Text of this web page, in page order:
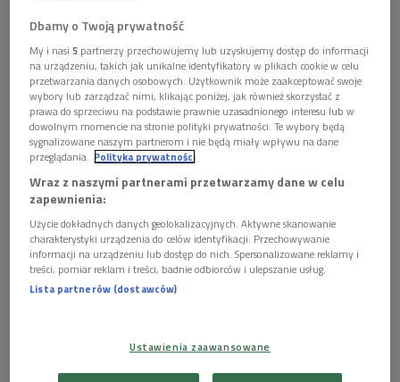
AUDIO 1 plik
 08'03 
Grzegorz Dąbrowski i Mariusz Gradowski o
muzyce Ennia Morricone (Pop-południe/Dwójka)
Dbamy o Twoją prywatność
My i nasi5 partnerzy przechowujemy lub uzyskujemy dostęp do informacji
na urządzeniu, takich jak unikalne identyfikatory w plikach cookie w celu
przetwarzania danych osobowych. Użytkownik może zaakceptować swoje
wybory lub zarządzać nimi, klikając poniżej, jak również skorzystać z
prawa do sprzeciwu na podstawie prawnie uzasadnionego interesu lub w
dowolnym momencie na stronie polityki prywatności. Te wybory będą
sygnalizowane naszym partnerom i nie będą miały wpływu na dane
przeglądania. Polityka prywatności
Wraz z naszymi partnerami przetwarzamy dane w celu
zapewnienia:
Użycie dokładnych danych geolokalizacyjnych. Aktywne skanowanie
charakterystyki urządzenia do celów identyfikacji. Przechowywanie
informacji na urządzeniu lub dostęp do nich. Spersonalizowane reklamy i
treści, pomiar reklam i treści, badnie odbiorców i ulepszanie usług.
Lista partnerów (dostawców)
Ustawienia zaawansowane